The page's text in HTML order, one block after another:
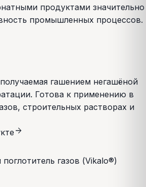
продуктами значительно
промышленных процессов.
гашением негашёной
Готова к применению в
строительных растворах и
arrow_forward
поглотитель газов (Vikalo®)